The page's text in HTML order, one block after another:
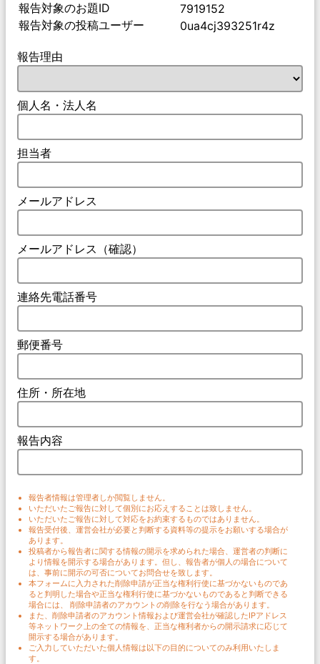
報告対象のお題ID
7919152
報告対象の投稿ユーザー
0ua4cj393251r4z
報告理由
個人名・法人名
担当者
メールアドレス
メールアドレス（確認）
連絡先電話番号
郵便番号
住所・所在地
報告内容
報告者情報は管理者しか閲覧しません。
いただいたご報告に対して個別にお応えすることは致しません。
いただいたご報告に対して対応をお約束するものではありません。
報告受付後、運営会社が必要と判断する資料等の提示をお願いする場合が
あります。
投稿者から報告者に関する情報の開示を求められた場合、運営者の判断に
より情報を開示する場合があります。但し、報告者が個人の場合について
は、事前に開示の可否についてお問合せを致します。
本フォームに入力された削除申請が正当な権利行使に基づかないものであ
ると判明した場合や正当な権利行使に基づかないものであると判断できる
場合には、 削除申請者のアカウントの削除を行なう場合があります。
また、削除申請者のアカウント情報および運営会社が確認したIPアドレス
等ネットワーク上の全ての情報を、正当な権利者からの開示請求に応じて
開示する場合があります。
ご入力していただいた個人情報は以下の目的についてのみ利用いたしま
す。